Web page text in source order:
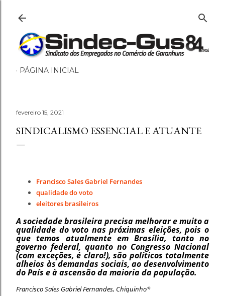
PÁGINA INICIAL
fevereiro 15, 2021
SINDICALISMO ESSENCIAL E ATUANTE
Francisco Sales Gabriel Fernandes
qualidade do voto
eleitores brasileiros
A sociedade brasileira precisa melhorar e muito a
qualidade do voto nas próximas eleições, pois o
que temos atualmente em Brasília, tanto no
governo federal, quanto no Congresso Nacional
(com exceções, é claro!), são políticos totalmente
alheios às demandas sociais, ao desenvolvimento
do País e à ascensão da maioria da população.
Francisco Sales Gabriel Fernandes, Chiquinho*